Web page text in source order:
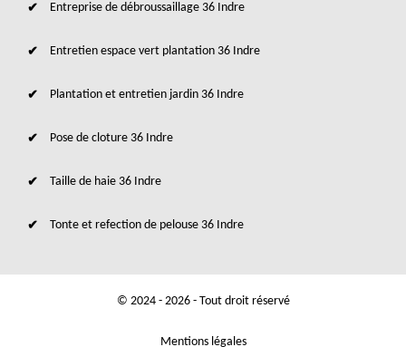
Entreprise de débroussaillage 36 Indre
Entretien espace vert plantation 36 Indre
Plantation et entretien jardin 36 Indre
Pose de cloture 36 Indre
Taille de haie 36 Indre
Tonte et refection de pelouse 36 Indre
© 2024 - 2026 - Tout droit réservé
Mentions légales